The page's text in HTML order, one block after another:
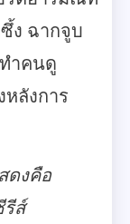
ง ฉากจูบ
ำคนดู
ลังการ
ดงคือ
ส์